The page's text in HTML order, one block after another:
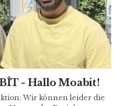
- Hallo Moabit!
Wir können leider die